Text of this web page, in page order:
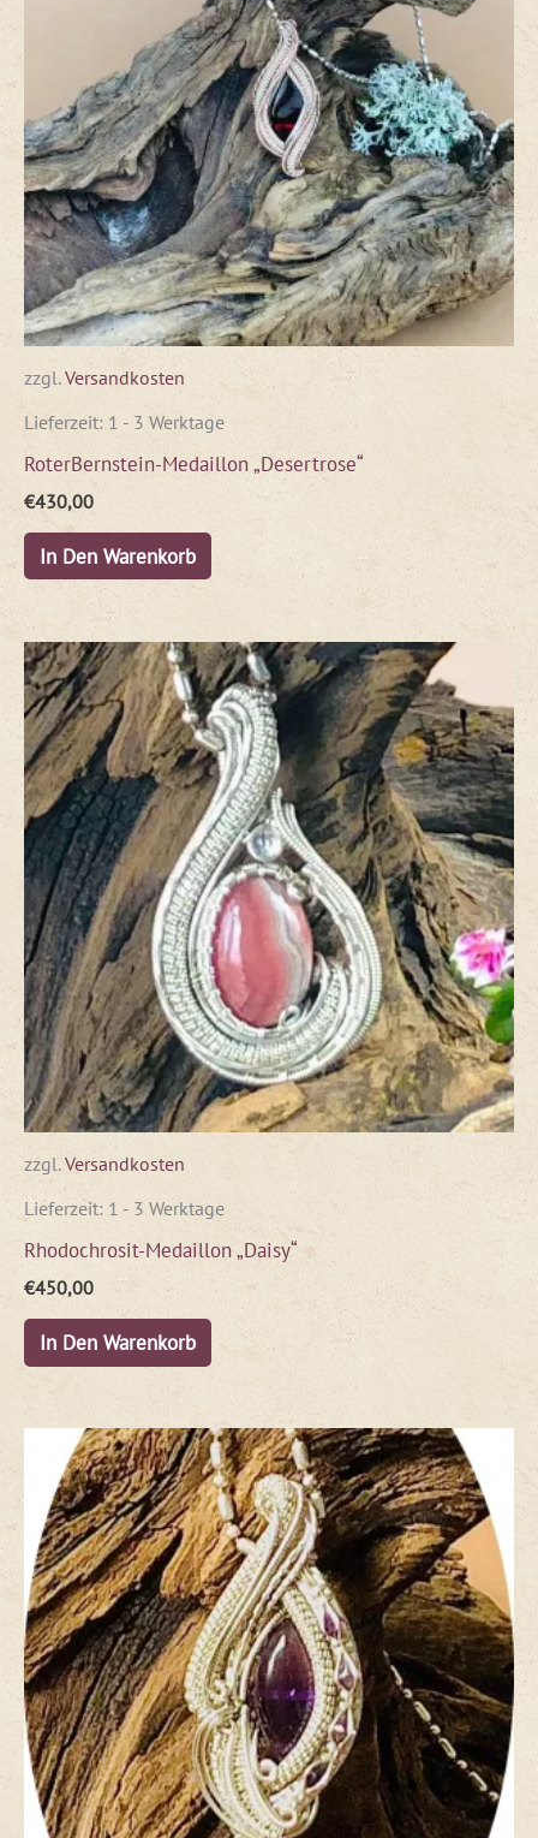
zzgl.Versandkosten
Lieferzeit: 1 - 3 Werktage
RoterBernstein-Medaillon „Desertrose“
€430,00
In Den Warenkorb
zzgl.Versandkosten
Lieferzeit: 1 - 3 Werktage
Rhodochrosit-Medaillon „Daisy“
€450,00
In Den Warenkorb